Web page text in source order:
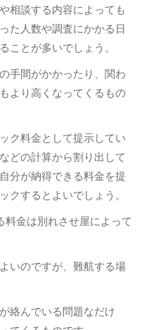
相談する内容によっても
た人数や調査にかかる日
ことが多いでしょう。
手間がかかったり、関わ
より高くなってくるもの
ク料金として提示してい
どの計算から割り出して
分が納得できる料金を提
クするとよいでしょう。
金は別れさせ屋によって
いのですが、難航する場
絡んでいる問題なだけ